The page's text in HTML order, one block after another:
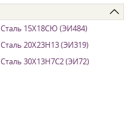
Сталь 15Х18СЮ (ЭИ484)
Сталь 20Х23Н13 (ЭИ319)
Сталь 30Х13Н7С2 (ЭИ72)